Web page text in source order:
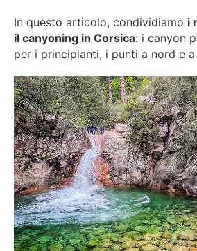
In questo articolo, condividiamo i
il canyoning in Corsica: i canyon
per i principianti, i punti a nord e